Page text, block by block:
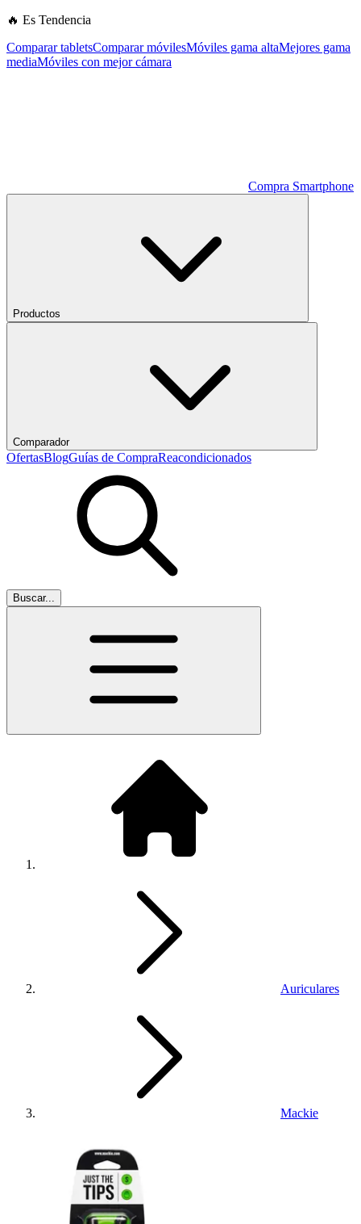
🔥 Es Tendencia
Comparar tabletsComparar móvilesMóviles gama altaMejores gama
mediaMóviles con mejor cámara
Compra Smartphone
Productos
Comparador
OfertasBlogGuías de CompraReacondicionados
Buscar...
Auriculares
Mackie